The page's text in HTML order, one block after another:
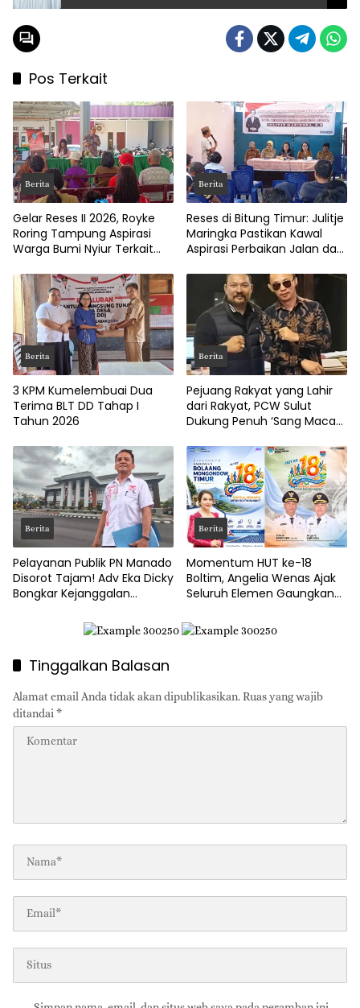
Pos Terkait
Berita
Gelar Reses II 2026, Royke
Roring Tampung Aspirasi
Warga Bumi Nyiur Terkait
Berita
Reses di Bitung Timur: Julitje
Maringka Pastikan Kawal
Aspirasi Perbaikan Jalan dan
Berita
3 KPM Kumelembuai Dua
Terima BLT DD Tahap I
Tahun 2026
Berita
Pejuang Rakyat yang Lahir
dari Rakyat, PCW Sulut
Dukung Penuh ‘Sang Macan
Berita
Pelayanan Publik PN Manado
Disorot Tajam! Adv Eka Dicky
Bongkar Kejanggalan
Berita
Momentum HUT ke-18
Boltim, Angelia Wenas Ajak
Seluruh Elemen Gaungkan
Tinggalkan Balasan
Alamat email Anda tidak akan dipublikasikan.Ruas yang wajib
ditandai *